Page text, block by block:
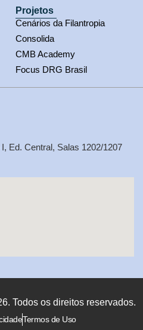
Projetos
Cenários da Filantropia
Consolida
CMB Academy
Focus DRG Brasil
Ed. Central, Salas 1202/1207
Todos os direitos reservados.
Termos de Uso